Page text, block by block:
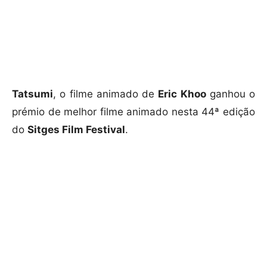
Tatsumi, o filme animado de Eric Khooganhou o
prémio de melhor filme animado nesta 44ª edição
do Sitges Film Festival.